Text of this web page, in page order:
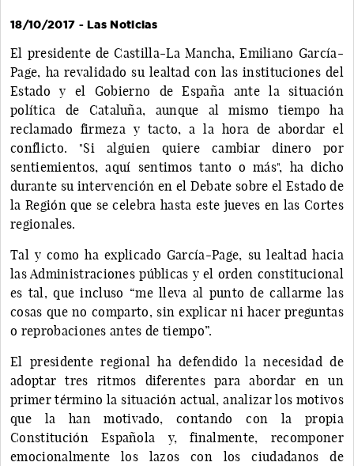
18/10/2017 - Las Noticias
El presidente de Castilla-La Mancha, Emiliano García-
Page, ha revalidado su lealtad con las instituciones del
Estado y el Gobierno de España ante la situación
política de Cataluña, aunque al mismo tiempo ha
reclamado firmeza y tacto, a la hora de abordar el
conflicto. "Si alguien quiere cambiar dinero por
sentiemientos, aquí sentimos tanto o más", ha dicho
durante su intervención en el Debate sobre el Estado de
la Región que se celebra hasta este jueves en las Cortes
regionales.
Tal y como ha explicado García-Page, su lealtad hacia
las Administraciones públicas y el orden constitucional
es tal, que incluso “me lleva al punto de callarme las
cosas que no comparto, sin explicar ni hacer preguntas
o reprobaciones antes de tiempo”.
El presidente regional ha defendido la necesidad de
adoptar tres ritmos diferentes para abordar en un
primer término la situación actual, analizar los motivos
que la han motivado, contando con la propia
Constitución Española y, finalmente, recomponer
emocionalmente los lazos con los ciudadanos de